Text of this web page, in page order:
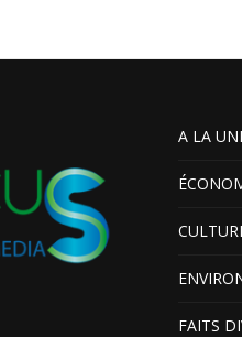
A LA
FAITS